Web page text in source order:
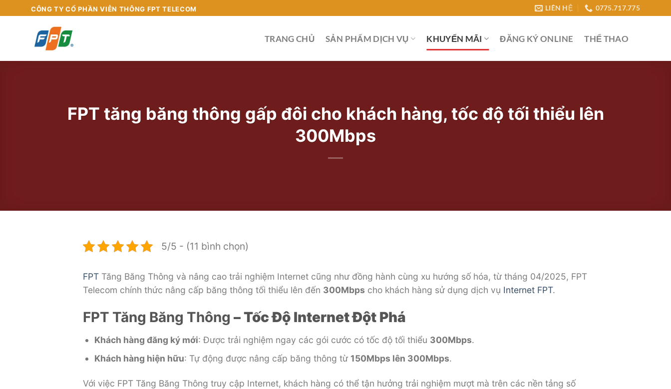
CÔNG TY CỔ PHẦN VIỄN THÔNG FPT TELECOM LIÊN HỆ 0775.717.775
TRANG CHỦ SẢN PHẨM DỊCH VỤ KHUYẾN MÃI ĐĂNG KÝ ONLINE THỂ THAO
FPT tăng băng thông gấp đôi cho khách hàng, tốc độ tối thiểu lên
300Mbps
5/5 - (11 bình chọn)
FPT Tăng Băng Thông và nâng cao trải nghiệm Internet cũng như đồng hành cùng xu hướng số hóa, từ tháng 04/2025, FPT
Telecom chính thức nâng cấp băng thông tối thiểu lên đến 300Mbps cho khách hàng sử dụng dịch vụ Internet FPT.
FPT Tăng Băng Thông – Tốc Độ Internet Đột Phá
Khách hàng đăng ký mới: Được trải nghiệm ngay các gói cước có tốc độ tối thiểu 300Mbps.
Khách hàng hiện hữu: Tự động được nâng cấp băng thông từ 150Mbps lên 300Mbps.
Với việc FPT Tăng Băng Thông truy cập Internet, khách hàng có thể tận hưởng trải nghiệm mượt mà trên các nền tảng số